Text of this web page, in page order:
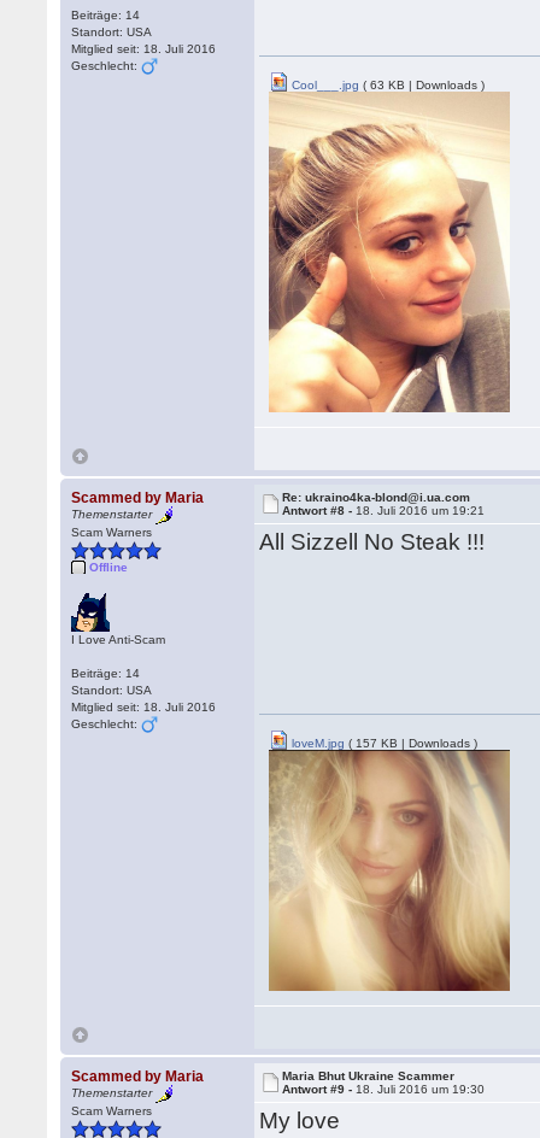
Beiträge: 14
Standort: USA
Mitglied seit: 18. Juli 2016
Geschlecht:
Cool___.jpg ( 63 KB | Downloads )
Scammed by Maria
Themenstarter
Scam Warners
Offline
I Love Anti-Scam
Beiträge: 14
Standort: USA
Mitglied seit: 18. Juli 2016
Geschlecht:
Re: ukraino4ka-blond@i.ua.com
Antwort #8 - 18. Juli 2016 um 19:21
All Sizzell No Steak !!!
loveM.jpg ( 157 KB | Downloads )
Scammed by Maria
Themenstarter
Scam Warners
Maria Bhut Ukraine Scammer
Antwort #9 - 18. Juli 2016 um 19:30
My love